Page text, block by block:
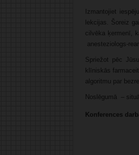
Izmantojiet
lekcijas. Šoreiz
cilvēka ķermenī,
anesteziologs-
Spriežot pēc
klīniskās
algoritmu par
Noslēgumā –
Konferences